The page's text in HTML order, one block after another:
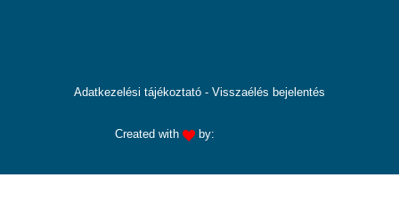
Adatkezelési tájékoztató - Visszaélés bejelentés
Created with by: